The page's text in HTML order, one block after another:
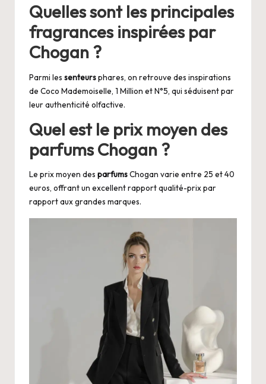
Quelles sont les principales
fragrancesinspirées par
Chogan ?
Parmi les senteursphares, on retrouve des inspirations
de Coco Mademoiselle, 1 Million et N°5, qui séduisent par
leur authenticité olfactive.
Quel est le prix moyen des
parfumsChogan ?
Le prix moyen des parfumsChogan varie entre 25 et 40
euros, offrant un excellent rapport qualité-prix par
rapport aux grandes marques.